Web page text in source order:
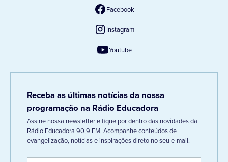
Facebook
Instagram
Youtube
Receba as últimas notícias da nossa
programação na Rádio Educadora
Assine nossa newsletter e fique por dentro das novidades da
Rádio Educadora 90,9 FM. Acompanhe conteúdos de
evangelização, notícias e inspirações direto no seu e-mail.